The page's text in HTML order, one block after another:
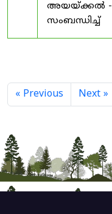
അയയ്ക്കൽ -
സംബന്ധിച്ച്
« Previous Next »